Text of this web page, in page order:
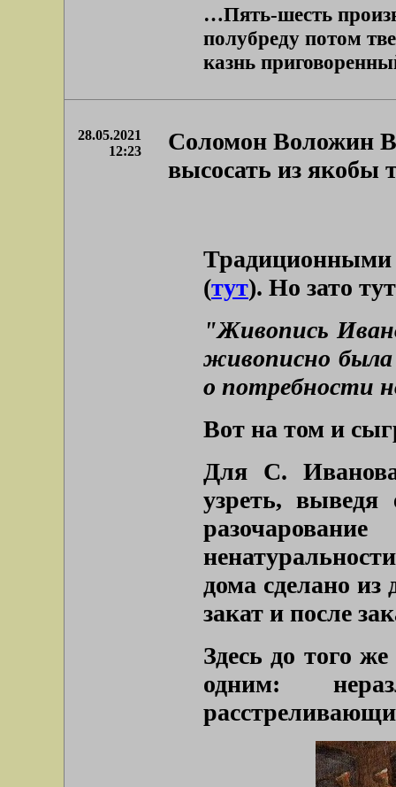
…Пять-шесть
полубреду потом
казнь
28.05.2021
12:23
Соломон Воложин
высосать из якобы
(тут). Но зато
"Живопись
живописно была
о потребности
Вот на том и
Для С.
узреть,
дома сделано из
закат и после
Здесь до того
одним: